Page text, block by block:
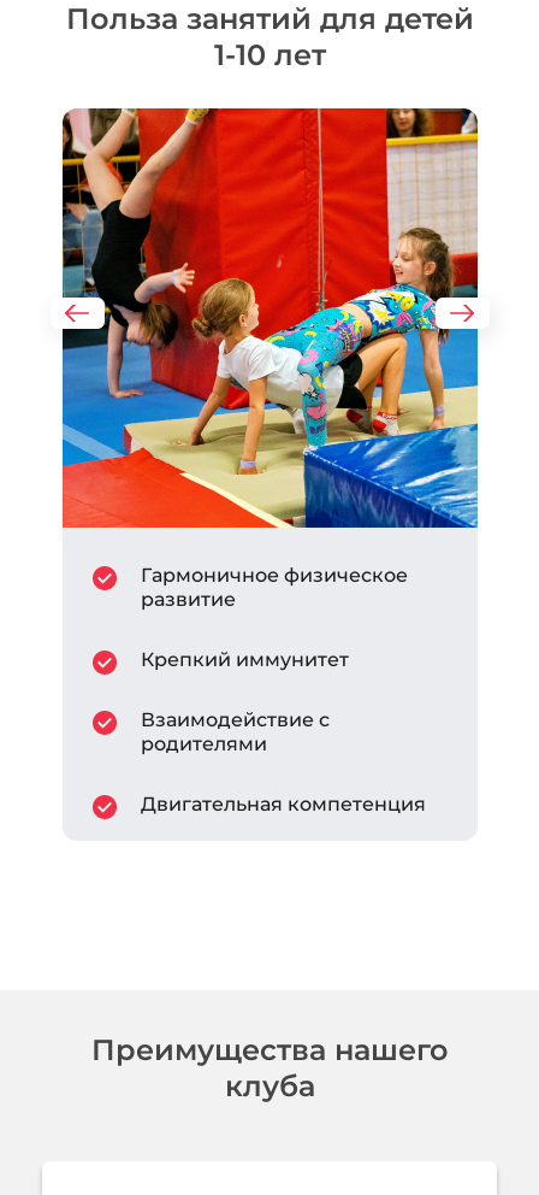
Польза занятий для детей
1-10 лет
Гармоничное физическое
развитие
Крепкий иммунитет
Взаимодействие с
родителями
Двигательная компетенция
Преимущества нашего
клуба